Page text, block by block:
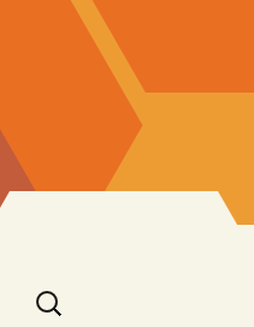
Rechercher :